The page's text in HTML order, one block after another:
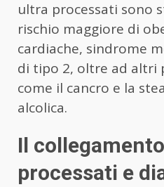
ultra processati sono
rischio maggiore di
cardiache, sindrome
di tipo 2, oltre ad altri
come il cancro e la
alcolica.
Il
processati e